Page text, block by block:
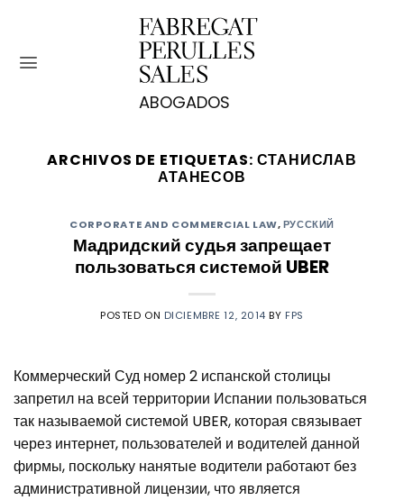
contenido
ARCHIVOS DE ETIQUETAS: СТАНИСЛАВ
АТАНЕСОВ
CORPORATE AND COMMERCIAL LAW,РУССКИЙ
Мадридский судья запрещает
пользоваться системой UBER
POSTED ON DICIEMBRE 12, 2014 BY FPS
Коммерческий Суд номер 2 испанской столицы
запретил на всей территории Испании пользоваться
так называемой системой UBER, которая связывает
через интернет, пользователей и водителей данной
фирмы, поскольку нанятые водители работают без
административной лицензии, что является